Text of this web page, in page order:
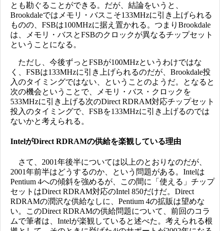
とも勘ぐることができる。だが、結論をいうと、
Brookdaleではメモリ・バスこそ133MHzに引き上げられる
ものの、FSBは100MHzに据え置かれる。つまりBrookdale
は、メモリ・バスとFSBのクロックが異なるチップセット
ということになる。
ただし、今後ずっとFSBが100MHzというわけではな
く、FSBは133MHzに引き上げられるのだが、Brookdale投
入のタイミングではない、ということのようだ。となると
次の機会ということで、メモリ・バス・クロックを
533MHzに引き上げる次のDirect RDRAM対応チップセット
投入のタイミングで、FSBを133MHzに引き上げるのでは
ないかと考えられる。
IntelがDirect RDRAMの供給を楽観している理由
さて、2001年後半については以上のとおりなのだが、
2001年前半はどうするのか、という問題がある。Intelは
Pentium 4への傾斜を強めるが、この間に「使える」チップ
セットはDirect RDRAM対応のIntel 850だけだ。Direct
RDRAMの潤沢な供給なしに、Pentium 4の拡販は望めな
い。このDirect RDRAMの供給問題について、前回のコラ
ムで筆者は、Intelが楽観していると述べた。考えられる根